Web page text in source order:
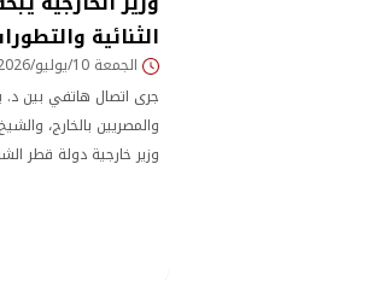
الثنائية
الجمعة 10/يوليو/2026 - 11:50 ص
جرى اتصال هاتفي بين د.
والمصريين بالخارج،
وزير خارجية دولة قطر